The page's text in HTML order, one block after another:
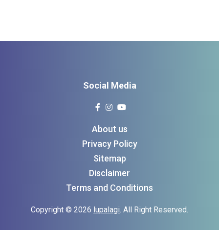
About us
Privacy Policy
Sitemap
Disclaimer
Terms and Conditions
Copyright © 2026 lupalagi. All Right Reserved.
Social Media